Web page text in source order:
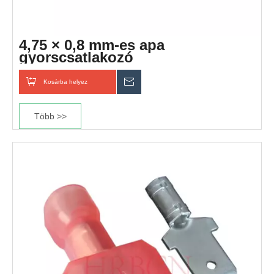
4,75 × 0,8 mm-es apa
gyorscsatlakozó
Kosárba helyez
Több >>